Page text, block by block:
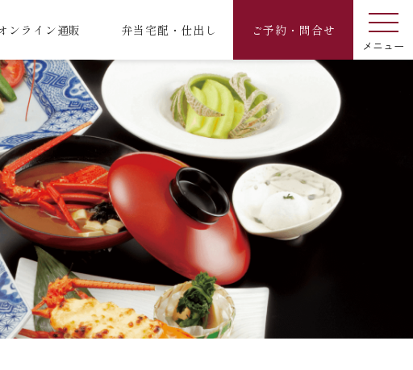
ンライン通販 弁当宅配・仕出し ご予約・問合せ